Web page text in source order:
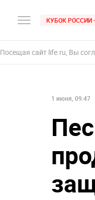
КУБОК РОССИИ
Посещая сайт life.ru, Вы
1 июня, 09:47